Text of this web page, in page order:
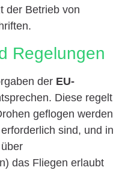
der Betrieb von
Regelungen
der EU-
Diese regelt
geflogen werden
sind, und in
das Fliegen erlaubt